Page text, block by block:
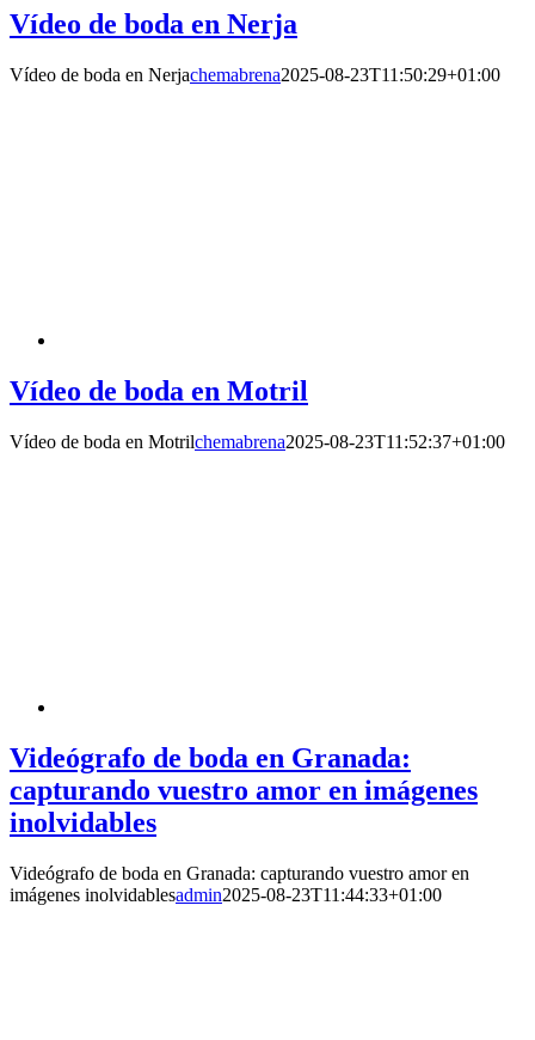
Vídeo de boda en Nerja
Vídeo de boda en Nerjachemabrena2025-08-23T11:50:29+01:00
Vídeo de boda en Motril
Vídeo de boda en Motrilchemabrena2025-08-23T11:52:37+01:00
Videógrafo de boda en Granada:
capturando vuestro amor en imágenes
inolvidables
Videógrafo de boda en Granada: capturando vuestro amor en
imágenes inolvidablesadmin2025-08-23T11:44:33+01:00